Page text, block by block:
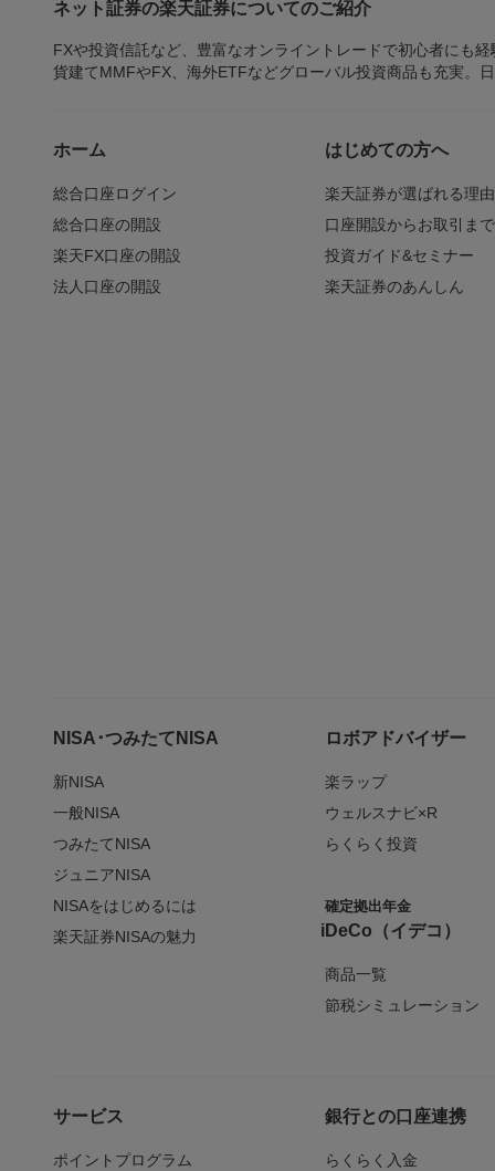
ネット証券の楽天証券についてのご紹介
FXや投資信託など、豊富なオンライントレードで初心者にも
貨建てMMFやFX、海外ETFなどグローバル投資商品も充実。
ホーム
総合口座ログイン
総合口座の開設
楽天FX口座の開設
法人口座の開設
はじめての方へ
楽天証券が選ばれる理由
口座開設からお取引ま
投資ガイド&セミナー
楽天証券のあんしん
NISA･つみたてNISA
新NISA
一般NISA
つみたてNISA
ジュニアNISA
NISAをはじめるには
楽天証券NISAの魅力
ロボアドバイザー
楽ラップ
ウェルスナビ×R
らくらく投資
確定拠出年金
iDeCo（イデコ）
商品一覧
節税シミュレーション
サービス
ポイントプログラム
銀行との口座連携
らくらく入金